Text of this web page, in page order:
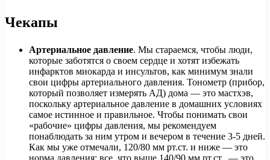
Чекапы
Артериальное давление. Мы стараемся, чтобы люди,
которые заботятся о своем сердце и хотят избежать
инфарктов миокарда и инсультов, как минимум знали
свои цифры артериального давления. Тонометр (прибор,
который позволяет измерять АД) дома — это мастхэв,
поскольку артериальное давление в домашних условиях
самое истинное и правильное. Чтобы понимать свои
«рабочие» цифры давления, мы рекомендуем
понаблюдать за ним утром и вечером в течение 3-5 дней.
Как мы уже отмечали, 120/80 мм рт.ст. и ниже — это